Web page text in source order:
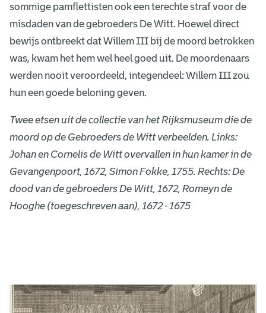
sommige pamflettisten ook een terechte straf voor de
misdaden van de gebroeders De Witt. Hoewel direct
bewijs ontbreekt dat Willem III bij de moord betrokken
was, kwam het hem wel heel goed uit. De moordenaars
werden nooit veroordeeld, integendeel: Willem III zou
hun een goede beloning geven.
Twee etsen uit de collectie van het Rijksmuseum die de
moord op de Gebroeders de Witt verbeelden. Links:
Johan en Cornelis de Witt overvallen in hun kamer in de
Gevangenpoort, 1672, Simon Fokke, 1755. Rechts: De
dood van de gebroeders De Witt, 1672, Romeyn de
Hooghe (toegeschreven aan), 1672 - 1675
D